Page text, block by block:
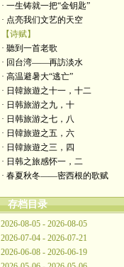
· 一生铸就一把“金钥匙”
· 点亮我们文艺的天空
【诗赋】
· 聽到一首老歌
· 回台湾——再訪淡水
· 高温避暑大“逃亡”
· 日韓旅遊之十一，十二
· 日韩旅游之九，十
· 日韩旅游之七，八
· 日韓旅遊之五，六
· 日韓旅遊之三，四
· 日韩之旅感怀一，二
· 春夏秋冬——密西根的歌赋
存档目录
2026-08-05 - 2026-08-05
2026-07-04 - 2026-07-21
2026-06-08 - 2026-06-19